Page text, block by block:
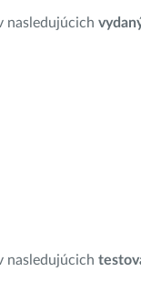
nasledujúcich
nasledujúcich